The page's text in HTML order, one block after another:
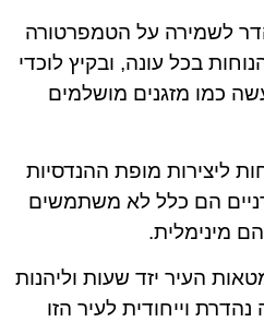
לשמירה על הטמפרטורה
בכל עונה, ובקיץ לוכדי
כמו מזגנים מושלמים
ליצירות מופת ההנדסיות
הם כלל לא משתמשים
מינימלית.
העיר יזד שעות וליהנות
וייחודית לעיר הזו